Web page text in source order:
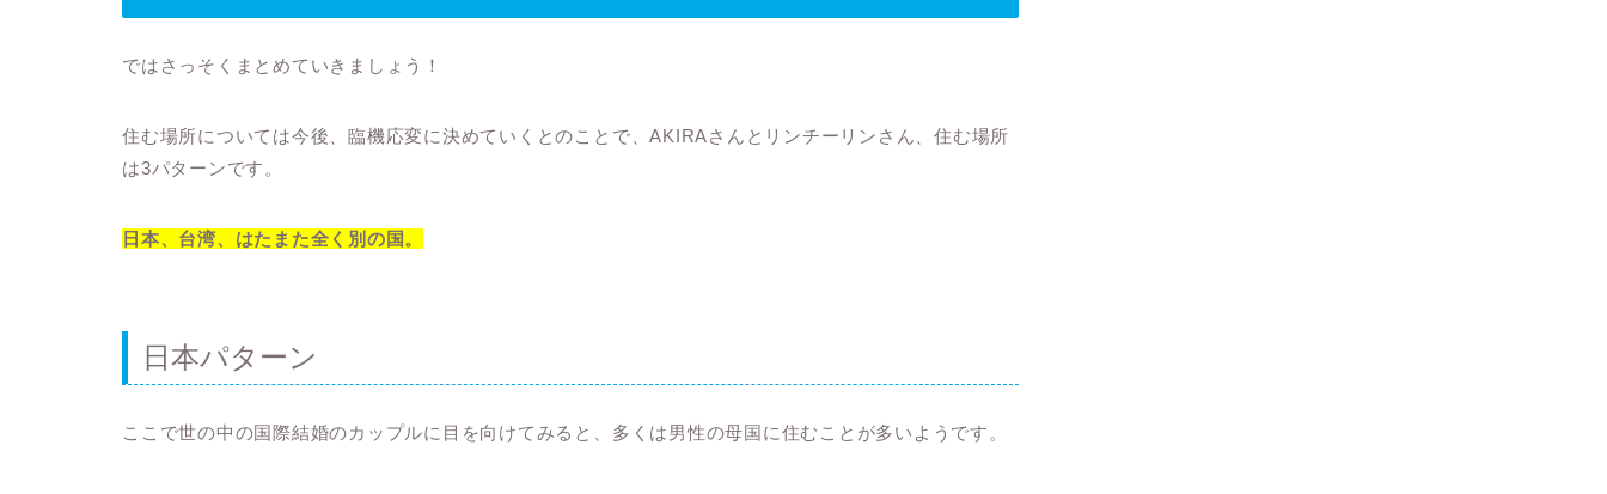
ではさっそくまとめていきましょう！
住む場所については今後、臨機応変に決めていくとのことで、AKIRAさんとリンチーリンさん、住む場所
は3パターンです。
日本、台湾、はたまた全く別の国。
日本パターン
ここで世の中の国際結婚のカップルに目を向けてみると、多くは男性の母国に住むことが多いようです。